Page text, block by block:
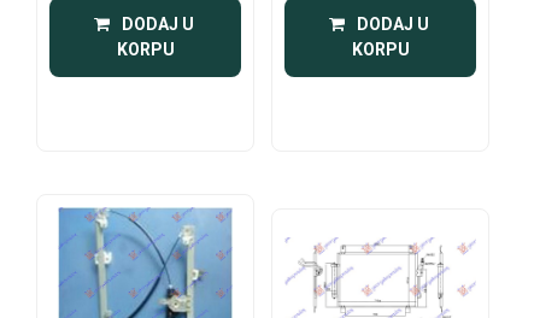
DODAJ U
KORPU
DODAJ U
KORPU